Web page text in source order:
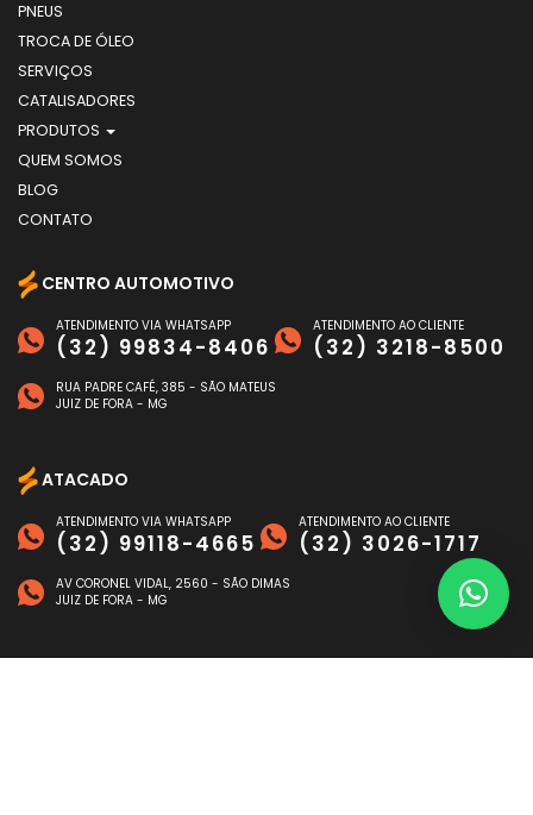
PNEUS
TROCA DE ÓLEO
SERVIÇOS
CATALISADORES
PRODUTOS
QUEM SOMOS
BLOG
CONTATO
CENTRO AUTOMOTIVO
ATENDIMENTO VIA WHATSAPP
(32) 99834-8406
ATENDIMENTO AO CLIENTE
(32) 3218-8500
RUA PADRE CAFÉ, 385 - SÃO MATEUS
JUIZ DE FORA - MG
ATACADO
ATENDIMENTO VIA WHATSAPP
(32) 99118-4665
ATENDIMENTO AO CLIENTE
(32) 3026-1717
AV CORONEL VIDAL, 2560 - SÃO DIMAS
JUIZ DE FORA - MG